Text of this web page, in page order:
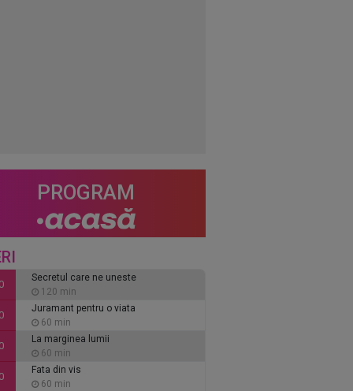
PROGRAM
Secretul care ne uneste
120 min
Juramant pentru o viata
60 min
La marginea lumii
60 min
Fata din vis
60 min